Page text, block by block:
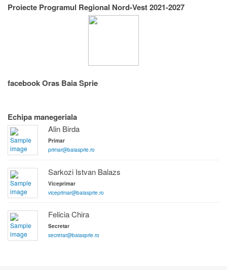
Proiecte Programul Regional Nord-Vest 2021-2027
facebook Oras Baia Sprie
Echipa manegeriala
Alin Birda
Primar
primar@baiasprie.ro
Sarkozi Istvan Balazs
Viceprimar
viceprimar@baiasprie.ro
Felicia Chira
Secretar
secretar@baiasprie.ro